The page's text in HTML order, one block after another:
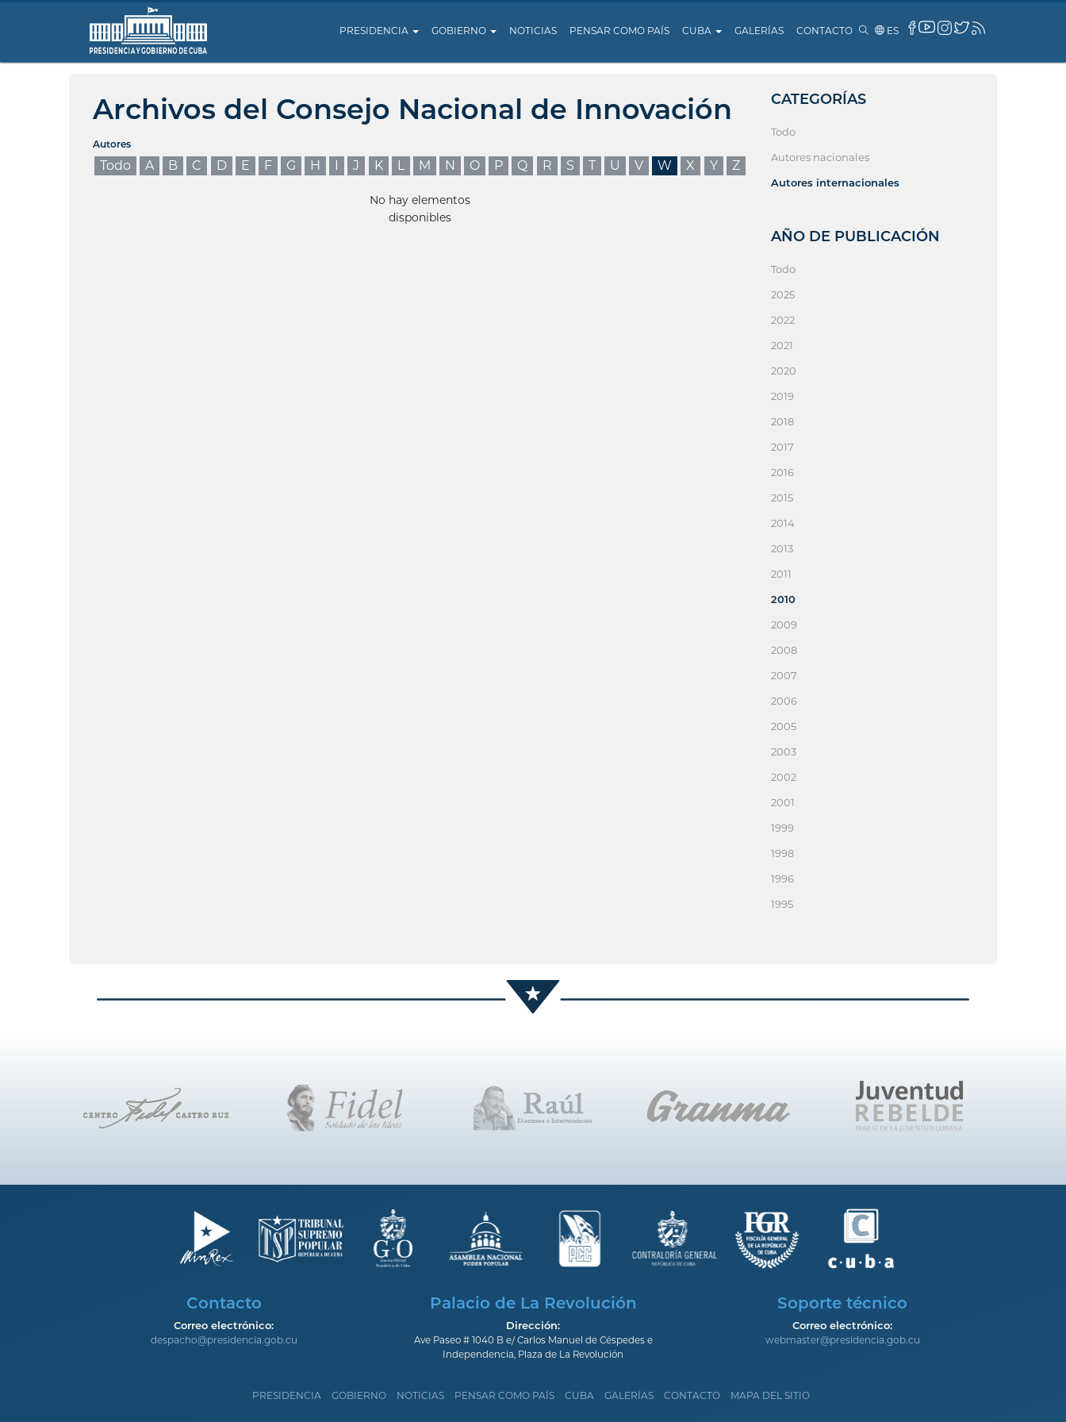
PRESIDENCIA GOBIERNO NOTICIAS PENSAR COMO PAÍS CUBA GALERÍAS CONTACTO ES
Archivos del Consejo Nacional de Innovación
Autores
Todo A B C D E F G H I J K L M N O P Q R S T U V W X Y Z
No hay elementos
disponibles
CATEGORÍAS
Todo
Autores nacionales
Autores internacionales
AÑO DE PUBLICACIÓN
Todo
2025
2022
2021
2020
2019
2018
2017
2016
2015
2014
2013
2011
2010
2009
2008
2007
2006
2005
2003
2002
2001
1999
1998
1996
1995
Contacto
Correo electrónico:
despacho@presidencia.gob.cu
Palacio de La Revolución
Dirección:
Ave Paseo # 1040 B e/ Carlos Manuel de Céspedes e
Independencia, Plaza de La Revolución
Soporte técnico
Correo electrónico:
webmaster@presidencia.gob.cu
PRESIDENCIA GOBIERNO NOTICIAS PENSAR COMO PAÍS CUBA GALERÍAS CONTACTO MAPA DEL SITIO